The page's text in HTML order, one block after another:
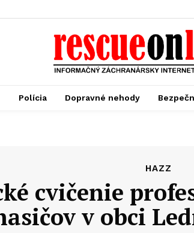
Polícia Dopravné nehody
HAZZ
cvičenie
v obci